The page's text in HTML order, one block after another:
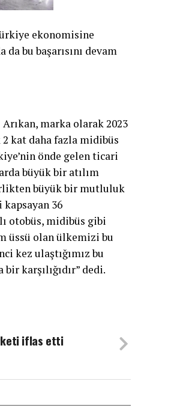
ekonomisine
da bu başarısını devam
marka olarak 2023
2 kat daha fazla midibüs
önde gelen ticari
büyük bir atılım
büyük bir mutluluk
36
otobüs, midibüs gibi
üssü olan ülkemizi bu
kez ulaştığımız bu
karşılığıdır” dedi.
iflas etti